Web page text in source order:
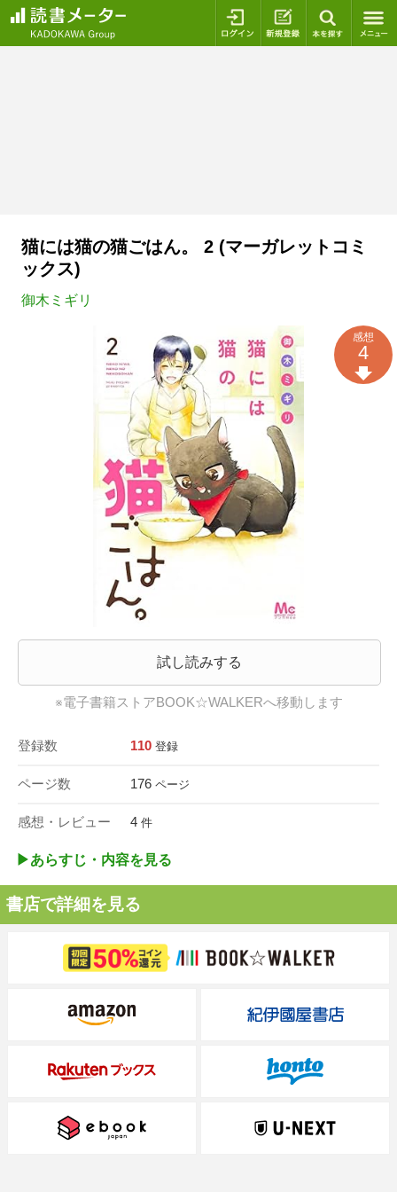
ログイン 新規登録
猫には猫の猫ごはん。 2 (マーガレットコミ
ックス)
御木ミギリ
試し読みする
※電子書籍ストアBOOK☆WALKERへ移動します
登録数 110 登録
ページ数 176 ページ
感想・レビュー 4 件
感想
4
▶︎あらすじ・内容を見る
書店で詳細を見る